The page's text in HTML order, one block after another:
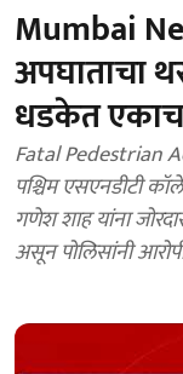
Mumbai
अपघाताचा
धडकेत
Fatal Pedestrian
पश्चिम एसएनडीटी
गणेश शाह यांना
असून पोलिसांनी